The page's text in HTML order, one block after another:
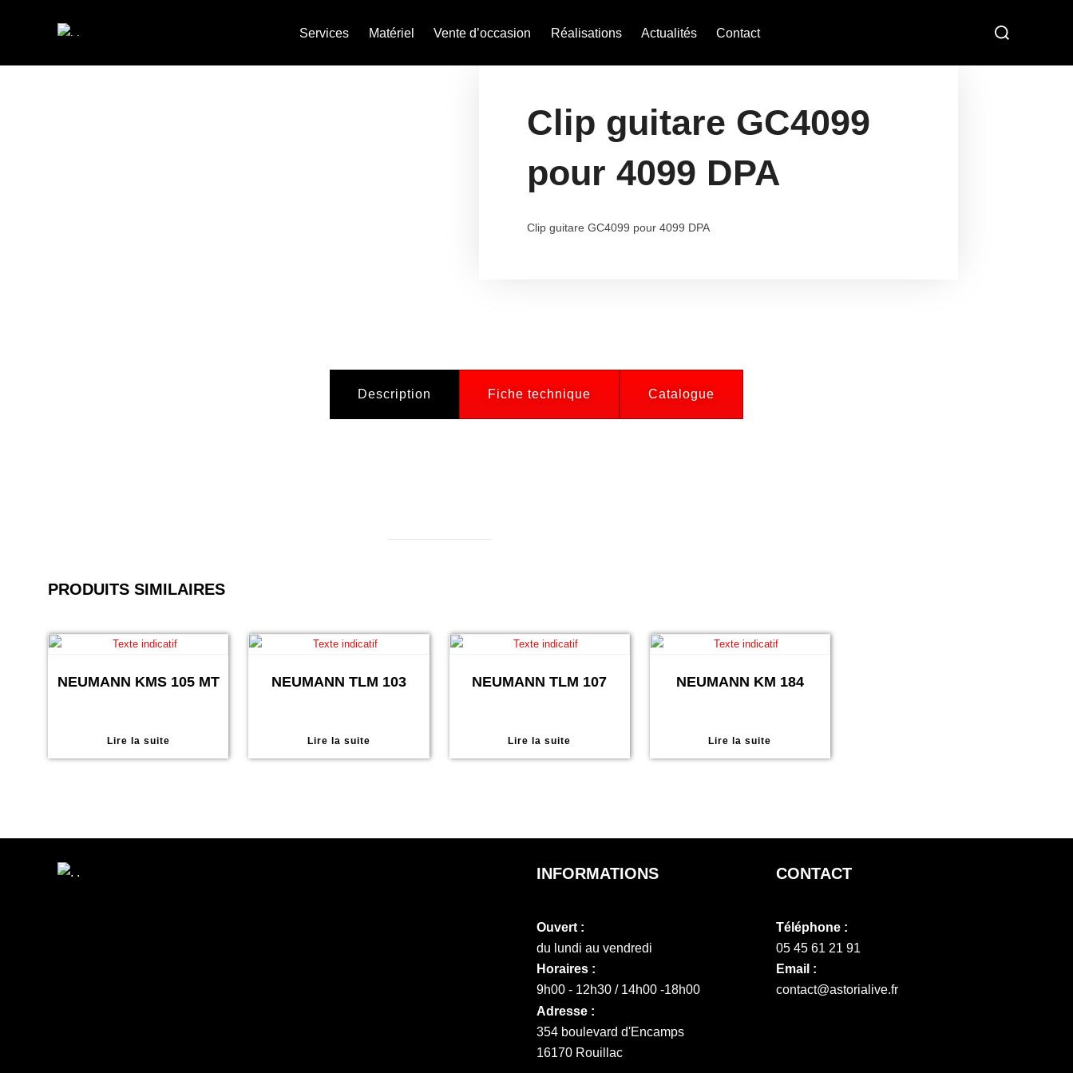
Services Matériel Vente d’occasion Réalisations Actualités Contact
Clip guitare GC4099
pour 4099 DPA
Clip guitare GC4099 pour 4099 DPA
Description Fiche technique Catalogue
PRODUITS SIMILAIRES
NEUMANN KMS 105 MT
Lire la suite
NEUMANN TLM 103
Lire la suite
NEUMANN TLM 107
Lire la suite
NEUMANN KM 184
Lire la suite
INFORMATIONS
Ouvert :
du lundi au vendredi
Horaires :
9h00 - 12h30 / 14h00 -18h00
Adresse :
354 boulevard d'Encamps
16170 Rouillac
CONTACT
Téléphone :
05 45 61 21 91
Email :
contact@astorialive.fr